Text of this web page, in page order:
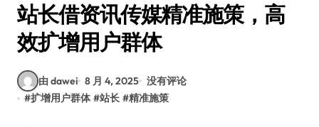
站长借资讯传媒精准施策，高
效扩增用户群体
由 dawei 8 月 4, 2025 没有评论
#扩增用户群体 #站长 #精准施策